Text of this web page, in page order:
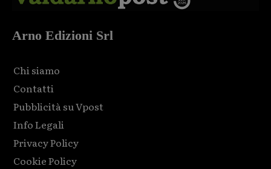
Arno Edizioni Srl
Chi siamo
Contatti
Pubblicità su Vpost
Info Legali
Privacy Policy
Cookie Policy